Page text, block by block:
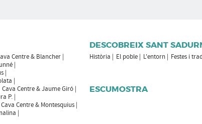
Centre & Blancher
Cava Centre & Jaume Giró
P.
Cava Centre & Montesquius
DESCOBREIX SANT
Història El poble L'entorn Festes i
ESCUMOSTRA